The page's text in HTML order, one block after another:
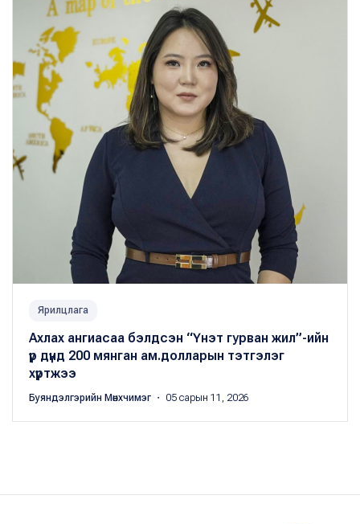
Ярилцлага
Ахлах ангиасаа бэлдсэн “Үнэт гурван жил”-ийн
үр дүнд 200 мянган ам.долларын тэтгэлэг
хүртжээ
Буяндэлгэрийн Мөнхчимэг ・ 05 сарын 11, 2026